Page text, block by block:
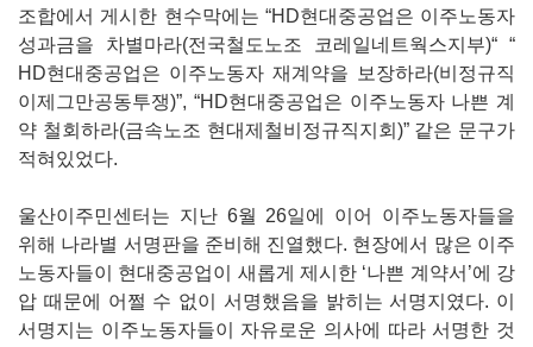
조합에서 게시한 현수막에는 “HD현대중공업은 이주노동자
성과금을 차별마라(전국철도노조 코레일네트웍스지부)“ “
HD현대중공업은 이주노동자 재계약을 보장하라(비정규직
이제그만공동투쟁)”, “HD현대중공업은 이주노동자 나쁜 계
약 철회하라(금속노조 현대제철비정규직지회)” 같은 문구가
적혀있었다.
울산이주민센터는 지난 6월 26일에 이어 이주노동자들을
위해 나라별 서명판을 준비해 진열했다. 현장에서 많은 이주
노동자들이 현대중공업이 새롭게 제시한 ‘나쁜 계약서’에 강
압 때문에 어쩔 수 없이 서명했음을 밝히는 서명지였다. 이
서명지는 이주노동자들이 자유로운 의사에 따라 서명한 것